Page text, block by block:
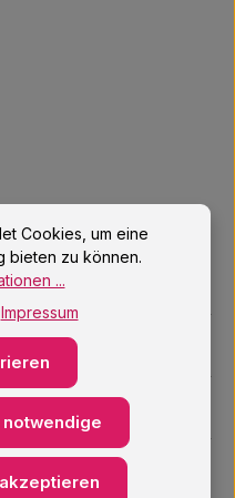
.
Cookies, um eine
bieten zu können.
...
Impressum
notwendige